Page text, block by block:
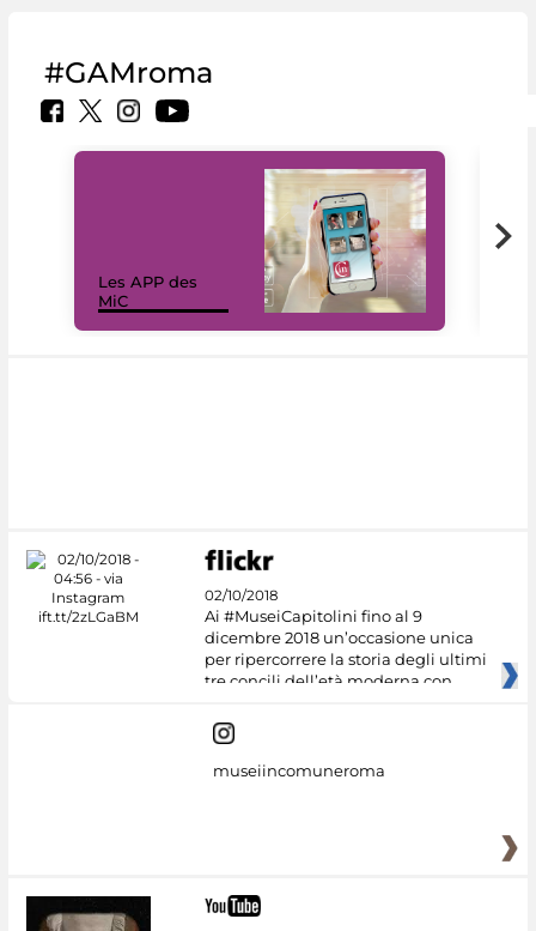
#GAMroma
Les APP des
MiC
02/10/2018
Ai #MuseiCapitolini fino al 9
dicembre 2018 un’occasione unica
per ripercorrere la storia degli ultimi
tre concili dell’età moderna con
museiincomuneroma